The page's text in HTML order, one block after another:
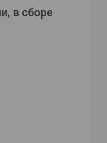
в сборе